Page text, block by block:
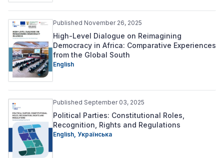
Published November 26, 2025
High-Level Dialogue on Reimagining
Democracy in Africa: Comparative Experiences
from the Global South
English
Published September 03, 2025
Political Parties: Constitutional Roles,
Recognition, Rights and Regulations
English, Українська